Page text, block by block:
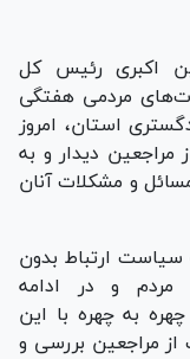
اکبری رئیس کل
مردمی هفتگی
استان، امروز
دی ۱۴۰۳ با تعداد ۴۵ نفر از مراجعین دیدار و به
و مشکلات آنان
ارتباط بدون
مردم و در ادامه
به چهره با این
مراجعین بررسی و